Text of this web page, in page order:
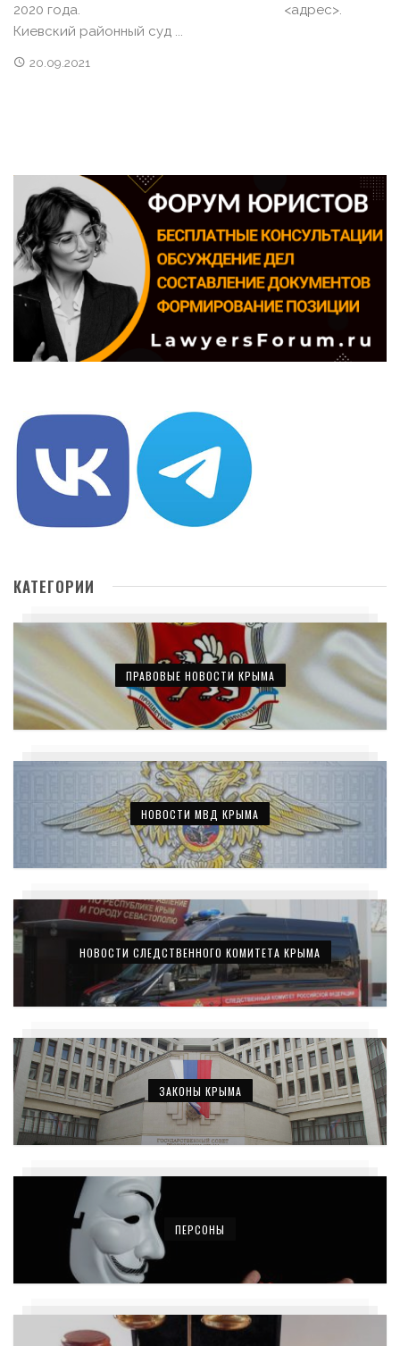
2020 года. <адрес>.
Киевский районный суд ...
20.09.2021
КАТЕГОРИИ
ПРАВОВЫЕ НОВОСТИ КРЫМА
НОВОСТИ МВД КРЫМА
НОВОСТИ СЛЕДСТВЕННОГО КОМИТЕТА КРЫМА
ЗАКОНЫ КРЫМА
ПЕРСОНЫ